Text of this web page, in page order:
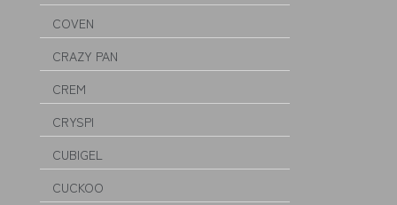
COVEN
CRAZY PAN
CREM
CRYSPI
CUBIGEL
CUCKOO